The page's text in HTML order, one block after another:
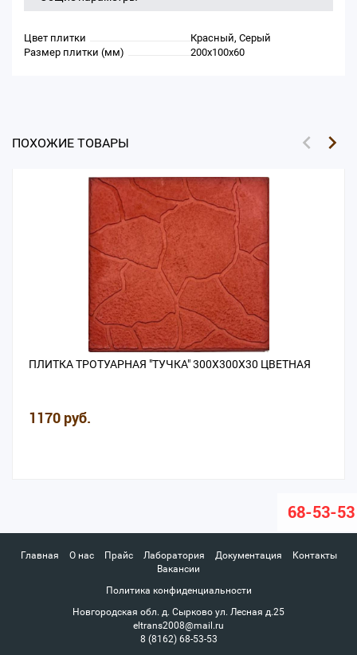
Цвет плитки
Красный, Серый
Размер плитки (мм)
200х100х60
ПОХОЖИЕ ТОВАРЫ
ПЛИТКА ТРОТУАРНАЯ "ТУЧКА" 300Х300Х30 ЦВЕТНАЯ
1170 руб.
Главная О нас Прайс Лаборатория Документация
Контакты
Вакансии
Политика конфиденциальности
Новгородская обл. д. Сырково ул. Лесная д.25
eltrans2008@mail.ru
8 (8162) 68-53-53
68-53-53